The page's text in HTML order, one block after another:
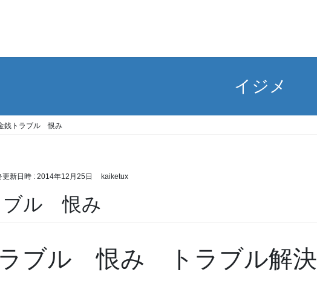
イジメ
銭トラブル 恨み
更新日時 : 2014年12月25日 kaiketux
ブル 恨み
ブル 恨み トラブル解決